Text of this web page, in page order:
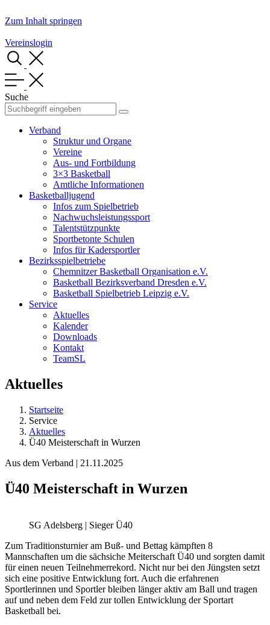
Zum Inhalt springen
Vereinslogin
Suche
Verband
Struktur und Organe
Vereine
Aus- und Fortbildung
3×3 Basketball
Amtliche Informationen
Basketballjugend
Infos zum Spielbetrieb
Nachwuchsleistungssport
Talentstützpunkte
Sportbetonte Schulen
Infos für Kadersportler
Bezirksspielbetriebe
Chemnitzer Basketball Organisation e.V.
Basketball Bezirksverband Dresden e.V.
Basketball Spielbetrieb Leipzig e.V.
Service
Aktuelles
Kalender
Downloads
Kontakt
TeamSL
Aktuelles
Startseite
Service
Aktuelles
Ü40 Meisterschaft in Wurzen
Aus dem Verband | 21.11.2025
Ü40 Meisterschaft in Wurzen
SG Adelsberg | Sieger Ü40
Zum Traditionsturnier am Buß- und Bettag kämpften 8
Mannschaften um die sächsiche Meiterschaft Ü40 und sorgten damit
für einen neuen Teilnehmerrekord. Nicht nur bei den Jüngsten setzt
sich eine positive Entwicklung fort. Auch die erfahrenen
Sportlerinnen und Sportler bleiben länger aktiv am Ball und tragen
auf und neben dem Feld zur tollen Entwicklung der Sportart
Basketball bei.